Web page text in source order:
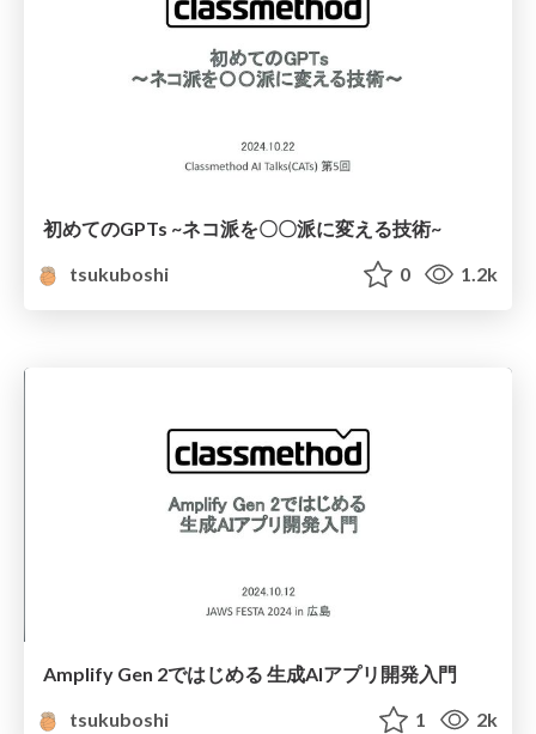
初めてのGPTs ~ネコ派を〇〇派に変える技術~
tsukuboshi
0 1.2k
Amplify Gen 2ではじめる 生成AIアプリ開発入門
tsukuboshi
1 2k